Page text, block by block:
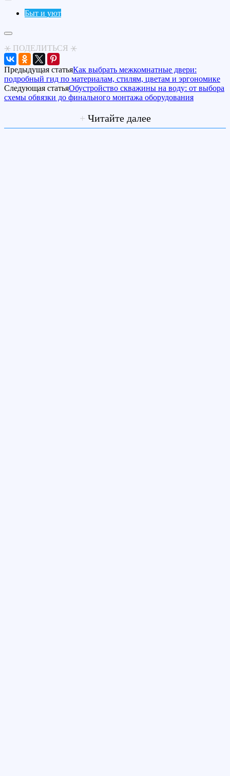
Быт и уют
⚹ ПОДЕЛИТЬСЯ ⚹
Предыдущая статьяКак выбрать межкомнатные двери:
подробный гид по материалам, стилям, цветам и эргономике
Следующая статьяОбустройство скважины на воду: от выбора
схемы обвязки до финального монтажа оборудования
+ Читайте далее